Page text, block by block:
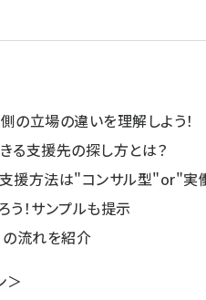
の立場の違いを理解しよう！
る支援先の探し方とは？
援方法は"コンサル型"or"実
！サンプルも提示
の流れを紹介
＞